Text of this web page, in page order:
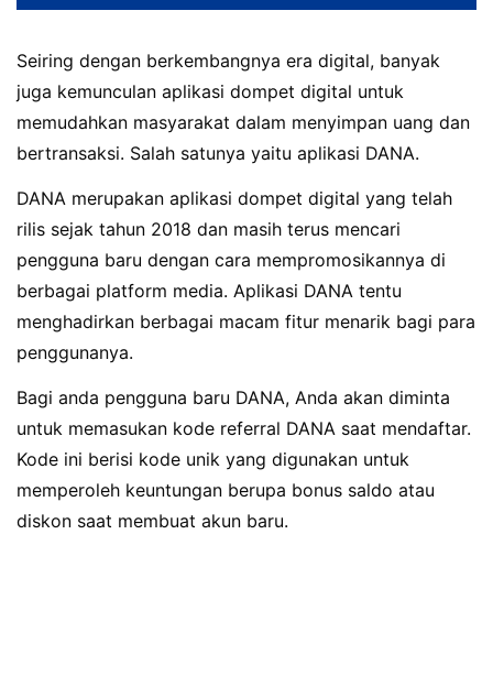
Seiring dengan berkembangnya era digital, banyak
juga kemunculan aplikasi dompet digital untuk
memudahkan masyarakat dalam menyimpan uang dan
bertransaksi. Salah satunya yaitu aplikasi DANA.
DANA merupakan aplikasi dompet digital yang telah
rilis sejak tahun 2018 dan masih terus mencari
pengguna baru dengan cara mempromosikannya di
berbagai platform media. Aplikasi DANA tentu
menghadirkan berbagai macam fitur menarik bagi para
penggunanya.
Bagi anda pengguna baru DANA, Anda akan diminta
untuk memasukan kode referral DANA saat mendaftar.
Kode ini berisi kode unik yang digunakan untuk
memperoleh keuntungan berupa bonus saldo atau
diskon saat membuat akun baru.